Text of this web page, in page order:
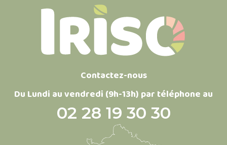
Contactez-nous
Du Lundi au vendredi (9h-13h) par téléphone au
02 28 19 30 30